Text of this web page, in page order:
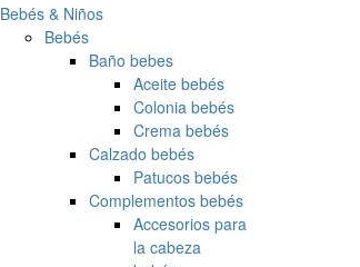
Bebés & Niños
Bebés
Baño bebes
Aceite bebés
Colonia bebés
Crema bebés
Calzado bebés
Patucos bebés
Complementos bebés
Accesorios para
la cabeza